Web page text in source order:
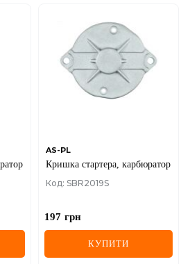
AS-PL
Кришка стартера, карбюратор
Код: SBR2019S
197 грн
КУПИТИ